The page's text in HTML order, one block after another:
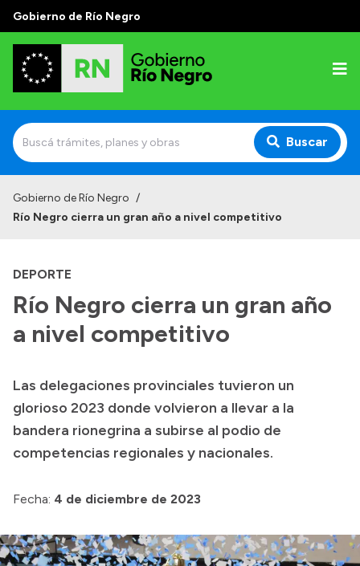
Gobierno de Río Negro
Buscar
Discursos en la Legislatura
Casa de Gobierno
Acerca de Río Negro
Historia
Geografía
Transparencia
Gobierno de Río Negro /
Río Negro cierra un gran año a nivel competitivo
DEPORTE
Río Negro cierra un gran año
a nivel competitivo
Las delegaciones provinciales tuvieron un
glorioso 2023 donde volvieron a llevar a la
bandera rionegrina a subirse al podio de
competencias regionales y nacionales.
Fecha: 4 de diciembre de 2023